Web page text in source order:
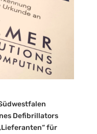
Defibrillators
für